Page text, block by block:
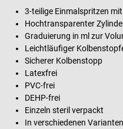
3-teilige Einmalspritzen
Hochtransparenter
Graduierung in ml zur
Leichtläufiger
Sicherer Kolbenstopp
Latexfrei
PVC-frei
DEHP-frei
Einzeln steril verpackt
In verschiedenen